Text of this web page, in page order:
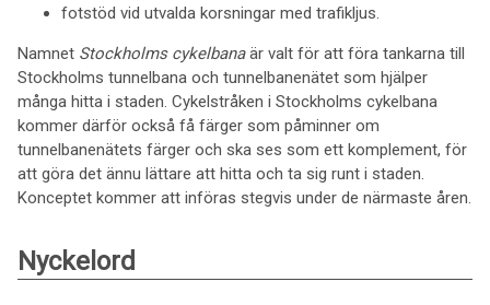
fotstöd vid utvalda korsningar med trafikljus.
Namnet Stockholms cykelbanaär valt för att föra tankarna till
Stockholms tunnelbana och tunnelbanenätet som hjälper
många hitta i staden. Cykelstråken i Stockholms cykelbana
kommer därför också få färger som påminner om
tunnelbanenätets färger och ska ses som ett komplement, för
att göra det ännu lättare att hitta och ta sig runt i staden.
Konceptet kommer att införas stegvis under de närmaste åren.
Nyckelord